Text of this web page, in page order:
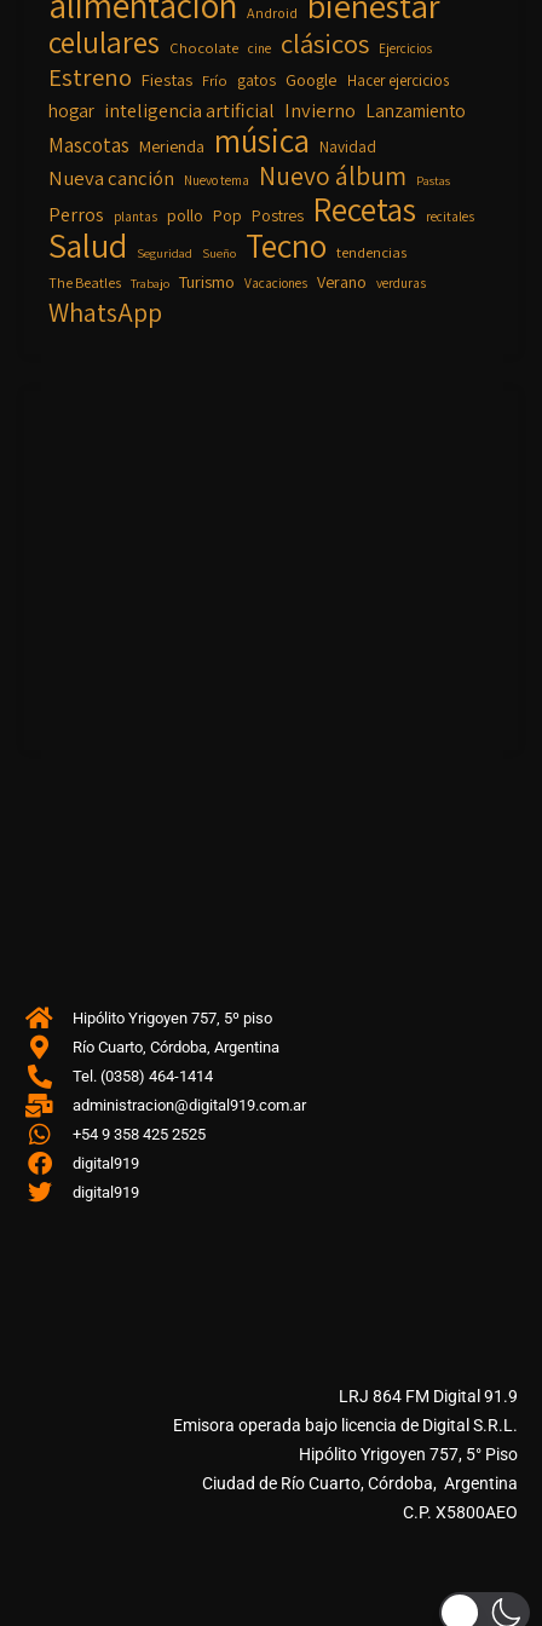
Android
celulares Chocolate cine clásicos Ejercicios
Estreno Fiestas Frío gatos Google Hacer ejercicios
hogar inteligencia artificial Invierno Lanzamiento
Mascotas Merienda música Navidad
Nueva canción Nuevo tema Nuevo álbum Pastas
Perros plantas pollo Pop Postres Recetas recitales
Salud Seguridad Sueño Tecno tendencias
The Beatles Trabajo Turismo Vacaciones Verano verduras
WhatsApp
Hipólito Yrigoyen 757, 5º piso
Río Cuarto, Córdoba, Argentina
Tel. (0358) 464-1414
administracion@digital919.com.ar
+54 9 358 425 2525
digital919
digital919
LRJ 864 FM Digital 91.9
Emisora operada bajo licencia de Digital S.R.L.
Hipólito Yrigoyen 757, 5° Piso
Ciudad de Río Cuarto, Córdoba, Argentina
C.P. X5800AEO